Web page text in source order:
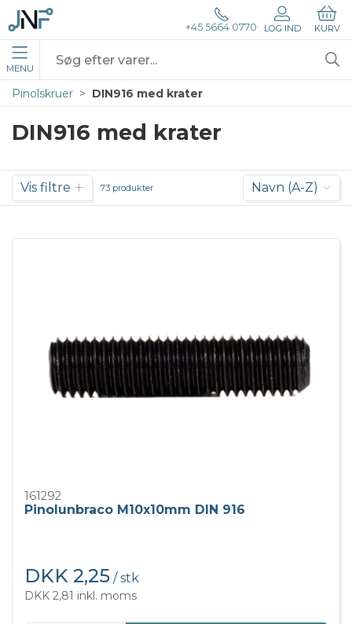
+45 5664 0770 LOG IND KURV
MENU
Pinolskruer DIN916 med krater
DIN916 med krater
Vis filtre 73 produkter Navn (A-Z)
161292
Pinolunbraco M10x10mm DIN 916
DKK 2,25 / stk
DKK 2,81 inkl. moms